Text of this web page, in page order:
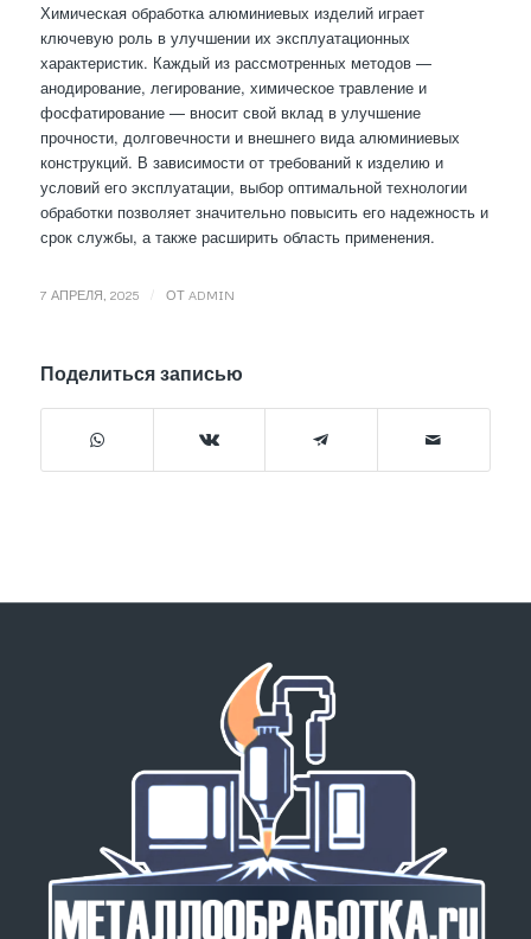
Химическая обработка алюминиевых изделий играет
ключевую роль в улучшении их эксплуатационных
характеристик. Каждый из рассмотренных методов —
анодирование, легирование, химическое травление и
фосфатирование — вносит свой вклад в улучшение
прочности, долговечности и внешнего вида алюминиевых
конструкций. В зависимости от требований к изделию и
условий его эксплуатации, выбор оптимальной технологии
обработки позволяет значительно повысить его надежность и
срок службы, а также расширить область применения.
7 АПРЕЛЯ, 2025 ОТ ADMIN
Поделиться записью